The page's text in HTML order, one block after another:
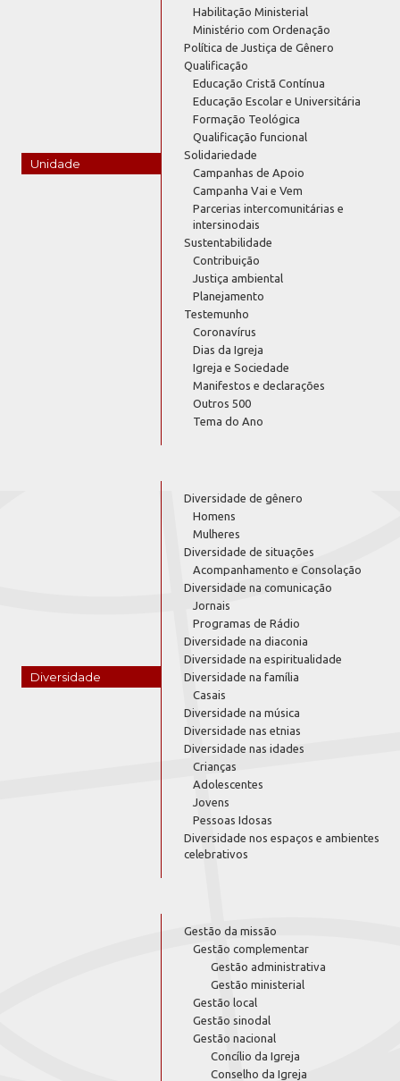
Unidade
Habilitação Ministerial
Ministério com Ordenação
Política de Justiça de Gênero
Qualificação
Educação Cristã Contínua
Educação Escolar e Universitária
Formação Teológica
Qualificação funcional
Solidariedade
Campanhas de Apoio
Campanha Vai e Vem
Parcerias intercomunitárias e
intersinodais
Sustentabilidade
Contribuição
Justiça ambiental
Planejamento
Testemunho
Coronavírus
Dias da Igreja
Igreja e Sociedade
Manifestos e declarações
Outros 500
Tema do Ano
Diversidade
Diversidade de gênero
Homens
Mulheres
Diversidade de situações
Acompanhamento e Consolação
Diversidade na comunicação
Jornais
Programas de Rádio
Diversidade na diaconia
Diversidade na espiritualidade
Diversidade na família
Casais
Diversidade na música
Diversidade nas etnias
Diversidade nas idades
Crianças
Adolescentes
Jovens
Pessoas Idosas
Diversidade nos espaços e ambientes
celebrativos
Gestão da missão
Gestão complementar
Gestão administrativa
Gestão ministerial
Gestão local
Gestão sinodal
Gestão nacional
Concílio da Igreja
Conselho da Igreja